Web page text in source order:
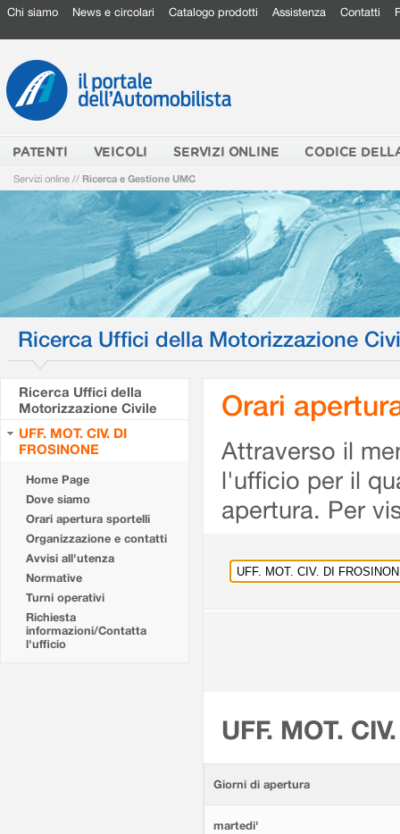
Chi siamo News e circolari Catalogo prodotti Assistenza Contatti
PATENTI VEICOLI SERVIZI ONLINE CODICE
Servizi online // Ricerca e Gestione UMC
Ricerca Uffici della Motorizzazione
Ricerca Uffici della
Motorizzazione Civile
UFF. MOT. CIV. DI
FROSINONE
Home Page
Dove siamo
Orari apertura sportelli
Organizzazione e contatti
Avvisi all'utenza
Normative
Turni operativi
Richiesta
informazioni/Contatta
l'ufficio
Orari
Attraverso il
l'ufficio per il
apertura. Per
UFF. MOT.
Giorni di apertura
martedi'